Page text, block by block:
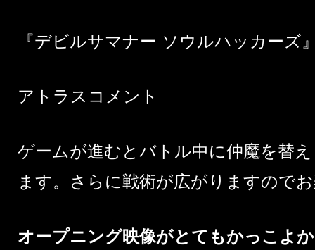
『デビルサマナー ソウルハッカーズ
アトラスコメント
ゲームが進むとバトル中に仲魔を替
ます。さらに戦術が広がりますので
オープニング映像がとてもかっこよ